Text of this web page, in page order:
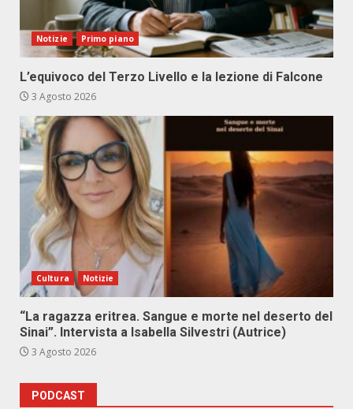
Notizie Primo piano
L’equivoco del Terzo Livello e la lezione di Falcone
3 Agosto 2026
Cultura Notizie
“La ragazza eritrea. Sangue e morte nel deserto del
Sinai”. Intervista a Isabella Silvestri (Autrice)
3 Agosto 2026
PODCAST